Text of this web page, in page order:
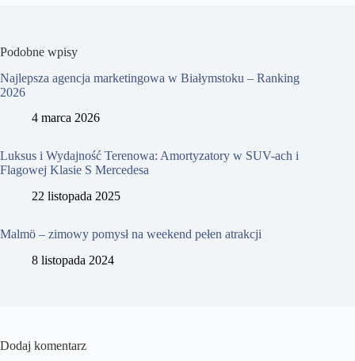
Podobne wpisy
Najlepsza agencja marketingowa w Białymstoku – Ranking
2026
4 marca 2026
Luksus i Wydajność Terenowa: Amortyzatory w SUV-ach i
Flagowej Klasie S Mercedesa
22 listopada 2025
Malmö – zimowy pomysł na weekend pełen atrakcji
8 listopada 2024
Dodaj komentarz